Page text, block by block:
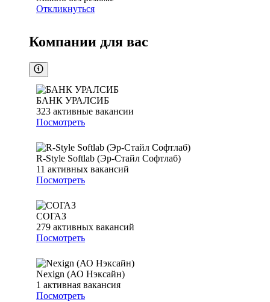
Откликнуться
Компании для вас
БАНК УРАЛСИБ
323 активные вакансии
Посмотреть
R-Style Softlab (Эр-Стайл Софтлаб)
11 активных вакансий
Посмотреть
СОГАЗ
279 активных вакансий
Посмотреть
Nexign (АО Нэксайн)
1 активная вакансия
Посмотреть